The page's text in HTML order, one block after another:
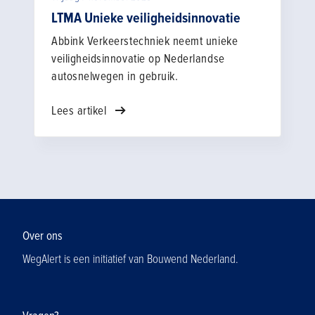
en marktpartijen besloten samen op te
trekken om risico’s te verminderen. Twee
jaar later blikken projectleider Ellen
Buskens (Rijkswaterstaat, afdeling
Veiligheid in Projecten) en Peter-Jan
Hendriks (directeur Traffic & More) terug op
concrete stappen vooruit.
LTMA Unieke veiligheidsinnovatie
Abbink Verkeerstechniek neemt unieke
veiligheidsinnovatie op Nederlandse
autosnelwegen in gebruik.
Lees artikel
Over ons
WegAlert is een initiatief van Bouwend Nederland.